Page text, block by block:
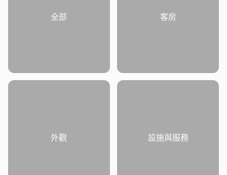
全部 客房
外觀 設施與服務